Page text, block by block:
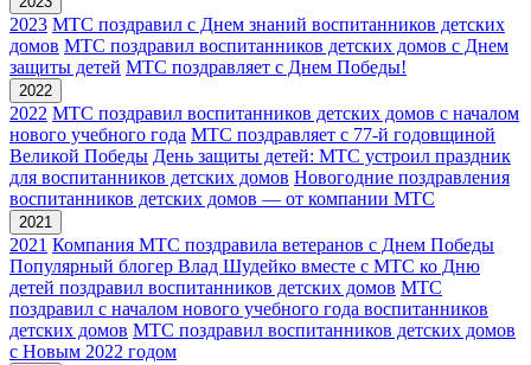
2023 МТС поздравил с Днем знаний воспитанников детских
домов МТС поздравил воспитанников детских домов с Днем
защиты детей МТС поздравляет с Днем Победы!
2022
2022 МТС поздравил воспитанников детских домов с началом
нового учебного года МТС поздравляет с 77-й годовщиной
Великой Победы День защиты детей: МТС устроил праздник
для воспитанников детских домов Новогодние поздравления
воспитанников детских домов — от компании МТС
2021
2021 Компания МТС поздравила ветеранов с Днем Победы
Популярный блогер Влад Шудейко вместе с МТС ко Дню
детей поздравил воспитанников детских домов МТС
поздравил с началом нового учебного года воспитанников
детских домов МТС поздравил воспитанников детских домов
с Новым 2022 годом